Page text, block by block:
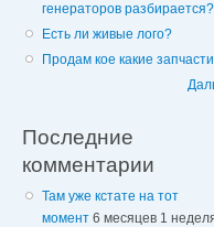
генераторов разбирается?
Есть ли живые лого?
Продам кое какие запчасти
Последние
комментарии
Там уже кстате на тот
момент 6 месяцев 1